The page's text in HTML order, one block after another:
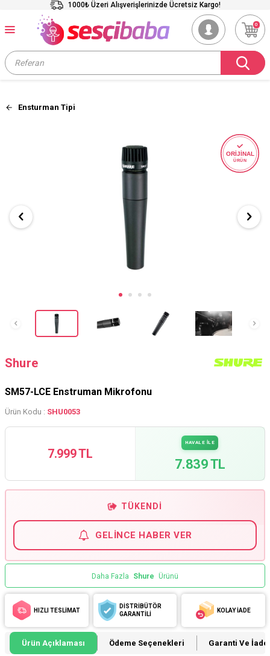
1000₺ Üzeri Alışverişlerinizde Ücretsiz Kargo!
0
Ensturman Tipi
ORİJİNAL
ÜRÜN
Shure
SM57-LCE Enstruman Mikrofonu
Ürün Kodu : SHU0053
7.999 TL
HAVALE İLE
7.839 TL
TÜKENDI
GELINCE HABER VER
Daha Fazla Shure Ürünü
HIZLI TESLİMAT
DİSTRİBÜTÖR
GARANTİLİ
KOLAY İADE
Ürün Açıklaması Ödeme Seçenekleri Garanti Ve İade